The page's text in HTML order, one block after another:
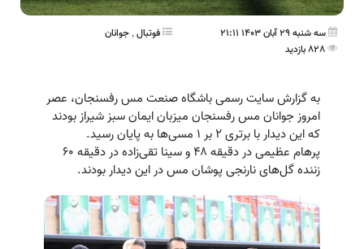
سه شنبه 29 آبان 1403 21:11 فوتبال, جوانان
به گزارش سایت رسمی باشگاه صنعت مس رفسنجان، عصر
امروز جوانان مس رفسنجان میزبان ایمان سبز شیراز بودند
که این دیدار با برتری ۲ بر ۱ مسی‌ها به پایان رسید.
پرهام عظیمی در دقیقه ۴۸ و سینا تقی‌زاده در دقیقه ۶۰
زننده گل‌های نارنجی پوشان مس در این دیدار بودند.